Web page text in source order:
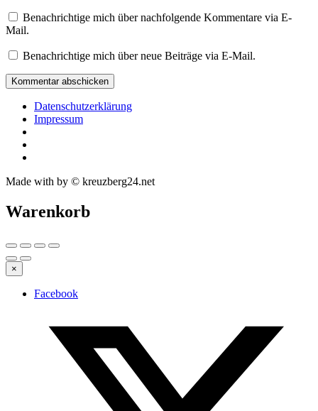
Benachrichtige mich über nachfolgende Kommentare via E-
Mail.
Benachrichtige mich über neue Beiträge via E-Mail.
Datenschutzerklärung
Impressum
Made with by © kreuzberg24.net
Warenkorb
×
Facebook